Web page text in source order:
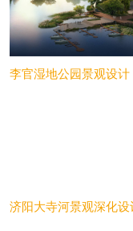
李官湿地公园景观设计
济阳大寺河景观深化设